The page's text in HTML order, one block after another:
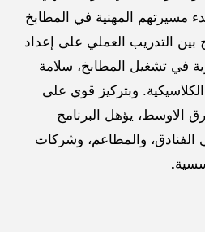
المهنية في المطابخ
العملي على إعداد
المطابخ، سلامة
وبتركيز قوي على
يؤهل البرنامج
والمطاعم، وشركات